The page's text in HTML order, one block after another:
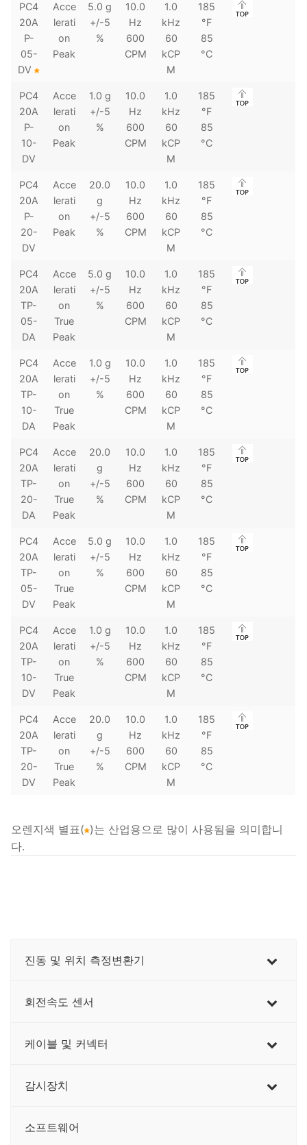
PC4
20A
P-
05-
DV
Acce
lerati
on
Peak
5.0 g
+/-5
%
10.0
Hz
600
CPM
1.0
kHz
60
kCP
M
185
°F
85
°C
PC4
20A
P-
10-
DV
Acce
lerati
on
Peak
1.0 g
+/-5
%
10.0
Hz
600
CPM
1.0
kHz
60
kCP
M
185
°F
85
°C
PC4
20A
P-
20-
DV
Acce
lerati
on
Peak
20.0
g
+/-5
%
10.0
Hz
600
CPM
1.0
kHz
60
kCP
M
185
°F
85
°C
PC4
20A
TP-
05-
DA
Acce
lerati
on
True
Peak
5.0 g
+/-5
%
10.0
Hz
600
CPM
1.0
kHz
60
kCP
M
185
°F
85
°C
PC4
20A
TP-
10-
DA
Acce
lerati
on
True
Peak
1.0 g
+/-5
%
10.0
Hz
600
CPM
1.0
kHz
60
kCP
M
185
°F
85
°C
PC4
20A
TP-
20-
DA
Acce
lerati
on
True
Peak
20.0
g
+/-5
%
10.0
Hz
600
CPM
1.0
kHz
60
kCP
M
185
°F
85
°C
PC4
20A
TP-
05-
DV
Acce
lerati
on
True
Peak
5.0 g
+/-5
%
10.0
Hz
600
CPM
1.0
kHz
60
kCP
M
185
°F
85
°C
PC4
20A
TP-
10-
DV
Acce
lerati
on
True
Peak
1.0 g
+/-5
%
10.0
Hz
600
CPM
1.0
kHz
60
kCP
M
185
°F
85
°C
PC4
20A
TP-
20-
DV
Acce
lerati
on
True
Peak
20.0
g
+/-5
%
10.0
Hz
600
CPM
1.0
kHz
60
kCP
M
185
°F
85
°C
오렌지색 별표( )는 산업용으로 많이 사용됨을 의미합니
다.
진동 및 위치 측정변환기
회전속도 센서
케이블 및 커넥터
감시장치
소프트웨어